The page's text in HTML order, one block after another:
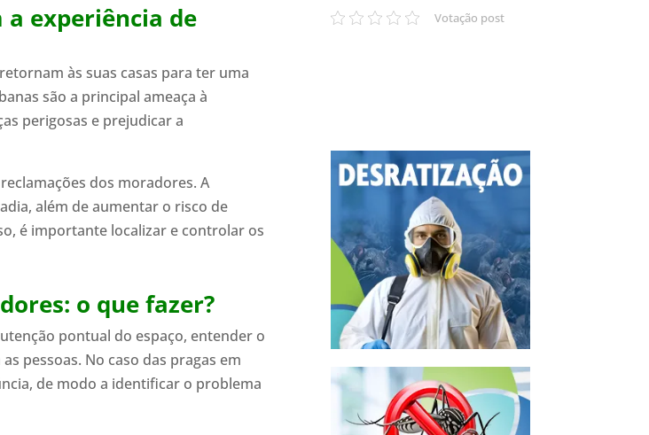
experiência de
às suas casas para ter uma
são a principal ameaça à
perigosas e prejudicar a
dos moradores. A
além de aumentar o risco de
é importante localizar e controlar os
o que fazer?
pontual do espaço, entender o
pessoas. No caso das pragas em
de modo a identificar o problema
Votação post